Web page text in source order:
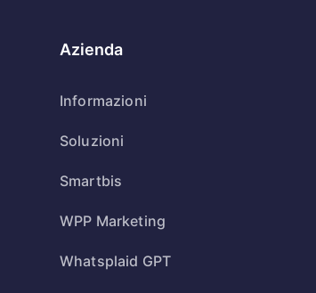
Azienda
Informazioni
Soluzioni
Smartbis
WPP Marketing
Whatsplaid GPT